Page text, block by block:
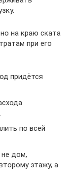
на краю ската
при его
придётся
по всей
дом,
этажу, а